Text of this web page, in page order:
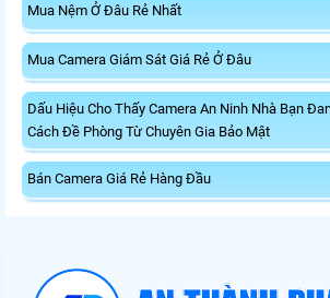
Mua Nệm Ở Đâu Rẻ Nhất
Mua Camera Giám Sát Giá Rẻ Ở Đâu
Dấu Hiệu Cho Thấy Camera An Ninh Nhà Bạn
Cách Đề Phòng Từ Chuyên Gia Bảo Mật
Bán Camera Giá Rẻ Hàng Đầu